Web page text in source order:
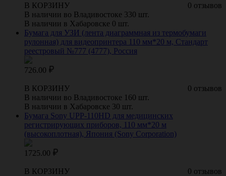
0 отзывов
В КОРЗИНУ
В наличии во Владивостоке 330 шт.
В наличии в Хабаровске 0 шт.
Бумага для УЗИ (лента диаграммная из термобумаги
рулонная) для видеопринтера 110 мм*20 м, Стандарт
реестровый №777 (4777), Россия
726.00
0 отзывов
В КОРЗИНУ
В наличии во Владивостоке 160 шт.
В наличии в Хабаровске 30 шт.
Бумага Sony UPP-110HD для медицинских
регистрирующих приборов, 110 мм*20 м
(высокоплотная), Япония (Sony Corporation)
1725.00
0 отзывов
В КОРЗИНУ